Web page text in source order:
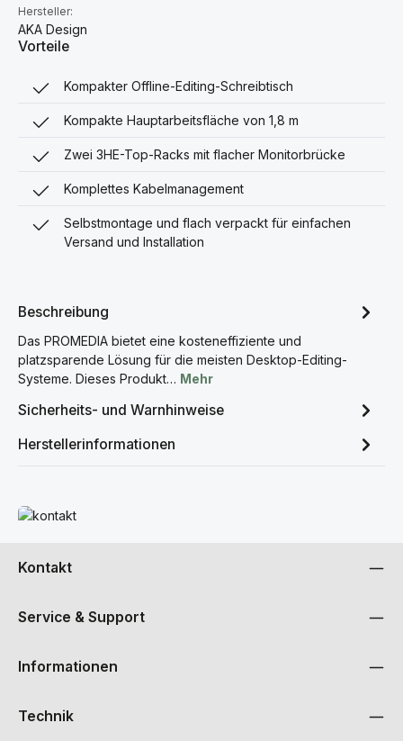
Hersteller:
AKA Design
Vorteile
Kompakter Offline-Editing-Schreibtisch
Kompakte Hauptarbeitsfläche von 1,8 m
Zwei 3HE-Top-Racks mit flacher Monitorbrücke
Komplettes Kabelmanagement
Selbstmontage und flach verpackt für einfachen
Versand und Installation
Beschreibung
Das PROMEDIA bietet eine kosteneffiziente und
platzsparende Lösung für die meisten Desktop-Editing-
Systeme. Dieses Produkt… Mehr
Sicherheits- und Warnhinweise
Herstellerinformationen
Mehr erfahren
Kontakt
Service & Support
Informationen
Technik